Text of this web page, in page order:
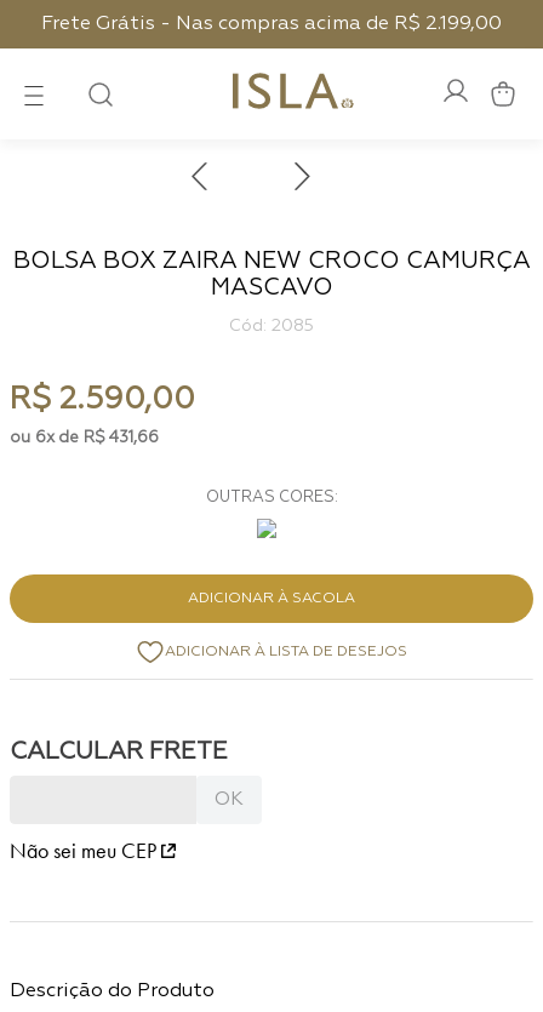
Frete Grátis - Nas compras acima de R$ 2.199,00
BOLSA BOX ZAIRA NEW CROCO CAMURÇA
MASCAVO
: 2085
R$ 2.590,00
6 R$ 431 ,66
ADICIONAR À SACOLA
Não sei meu CEP
Descrição do Produto